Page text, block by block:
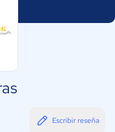
Escribir reseña